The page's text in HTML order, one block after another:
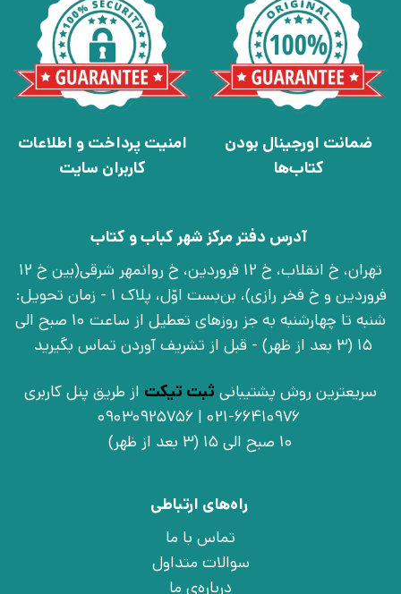
ضمانت اورجینال بودن
کتاب‌ها
امنیت پرداخت و اطلاعات
کاربران سایت
آدرس دفتر مرکز شهر کباب و کتاب
تهران، خ انقلاب، خ 12 فروردین، خ روانمهر شرقی(بین خ 12
فروردین و خ فخر رازی)، بن‌بست اوّل، پلاک 1 - زمان تحویل:
شنبه تا چهارشنبه به جز روزهای تعطیل از ساعت 10 صبح الی
15 (3 بعد از ظهر) - قبل از تشریف آوردن تماس بگیرید
سریعترین روش پشتیبانی ثبت تیکت از طریق پنل کاربری
021-66410976 | 09030925756
10 صبح الی 15 (3 بعد از ظهر)
راه‌های ارتباطی
تماس با ما
سوالات متداول
درباره‌ی ما